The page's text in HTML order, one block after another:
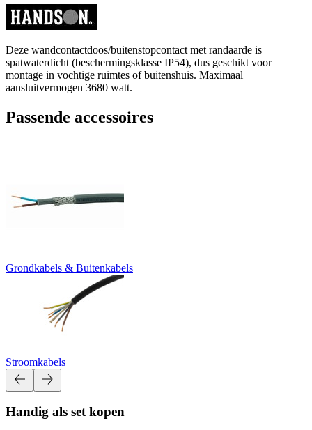
Deze wandcontactdoos/buitenstopcontact met randaarde is
spatwaterdicht (beschermingsklasse IP54), dus geschikt voor
montage in vochtige ruimtes of buitenshuis. Maximaal
aansluitvermogen 3680 watt.
Passende accessoires
Grondkabels & Buitenkabels
Stroomkabels
Handig als set kopen